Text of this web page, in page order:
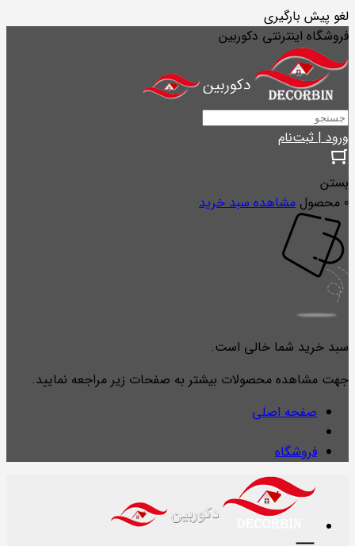
لغو پیش بارگیری
فروشگاه اینترنتی دکوربین
ورود | ثبت‌نام
بستن
0 محصول
مشاهده سبد خرید
سبد خرید شما خالی است.
جهت مشاهده محصولات بیشتر به صفحات زیر مراجعه نمایید.
صفحه اصلی
فروشگاه